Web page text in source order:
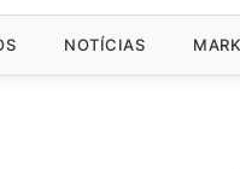
NOTÍCIAS